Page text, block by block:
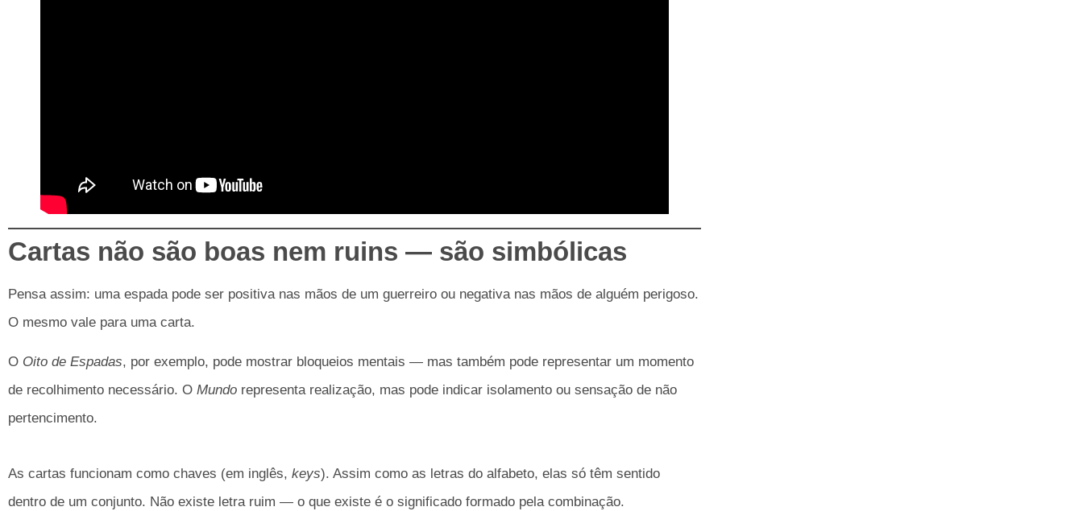
Cartas não são boas nem ruins — são simbólicas
Pensa assim: uma espada pode ser positiva nas mãos de um guerreiro ou negativa nas mãos de alguém perigoso.
O mesmo vale para uma carta.
O Oito de Espadas, por exemplo, pode mostrar bloqueios mentais — mas também pode representar um momento
de recolhimento necessário. O Mundo representa realização, mas pode indicar isolamento ou sensação de não
pertencimento.
As cartas funcionam como chaves (em inglês, keys). Assim como as letras do alfabeto, elas só têm sentido
dentro de um conjunto. Não existe letra ruim — o que existe é o significado formado pela combinação.